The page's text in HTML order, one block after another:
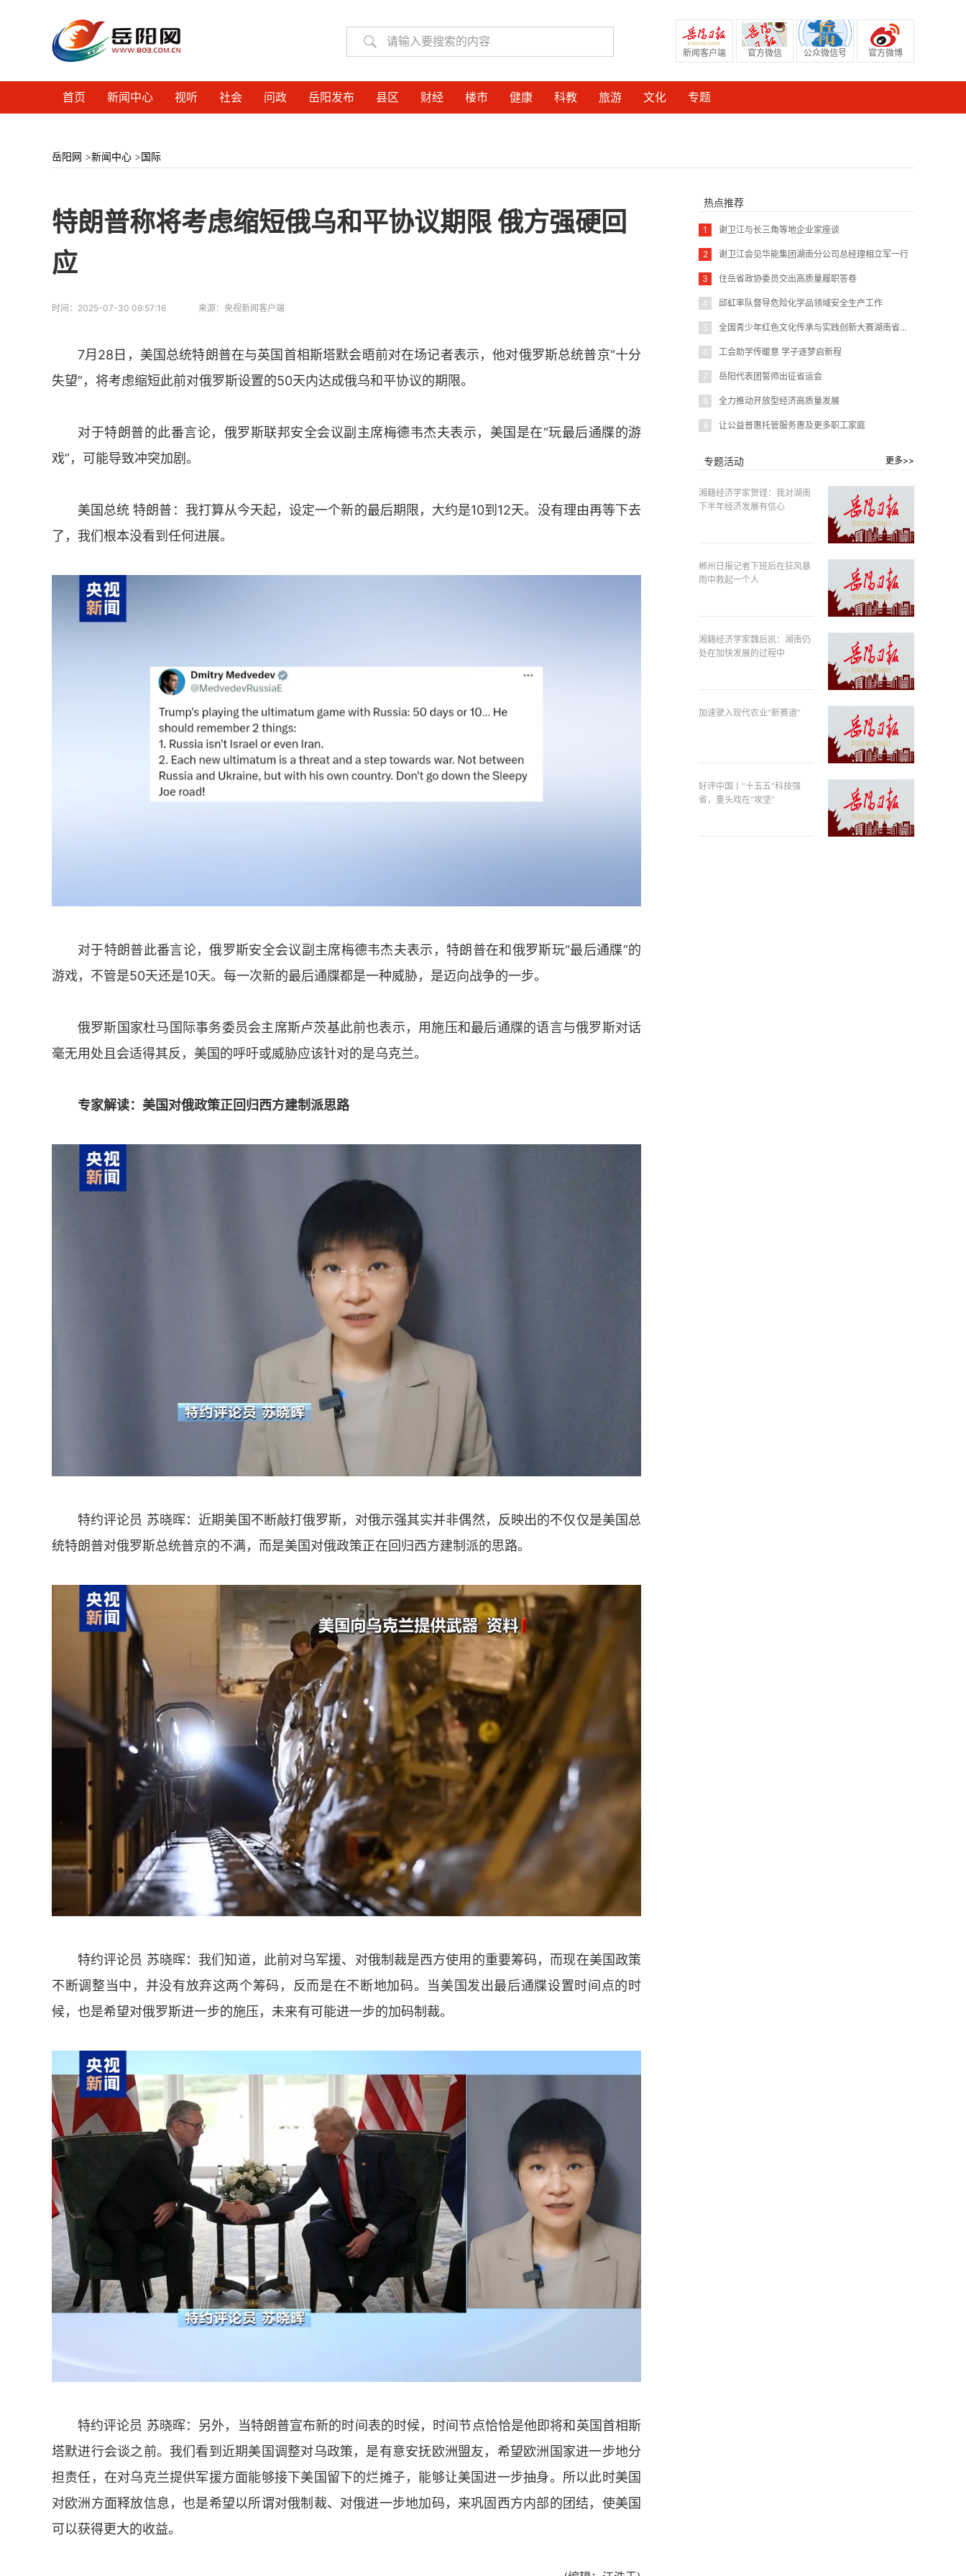
新闻客户端 官方微信 公众微信号 官方微博
首页 新闻中心 视听 社会 问政 岳阳发布 县区 财经 楼市 健康 科教 旅游 文化 专题
岳阳网 >新闻中心 >国际
特朗普称将考虑缩短俄乌和平协议期限 俄方强硬回
应
时间： 2025-07-30 09:57:16 来源： ​央视新闻客户端
7月28日，美国总统特朗普在与英国首相斯塔默会晤前对在场记者表示，他对俄罗斯总统普京“十分
失望”，将考虑缩短此前对俄罗斯设置的50天内达成俄乌和平协议的期限。
对于特朗普的此番言论，俄罗斯联邦安全会议副主席梅德韦杰夫表示，美国是在“玩最后通牒的游
戏”，可能导致冲突加剧。
美国总统 特朗普：我打算从今天起，设定一个新的最后期限，大约是10到12天。没有理由再等下去
了，我们根本没看到任何进展。
对于特朗普此番言论，俄罗斯安全会议副主席梅德韦杰夫表示，特朗普在和俄罗斯玩“最后通牒”的
游戏，不管是50天还是10天。每一次新的最后通牒都是一种威胁，是迈向战争的一步。
俄罗斯国家杜马国际事务委员会主席斯卢茨基此前也表示，用施压和最后通牒的语言与俄罗斯对话
毫无用处且会适得其反，美国的呼吁或威胁应该针对的是乌克兰。
专家解读：美国对俄政策正回归西方建制派思路
特约评论员 苏晓晖：近期美国不断敲打俄罗斯，对俄示强其实并非偶然，反映出的不仅仅是美国总
统特朗普对俄罗斯总统普京的不满，而是美国对俄政策正在回归西方建制派的思路。
特约评论员 苏晓晖：我们知道，此前对乌军援、对俄制裁是西方使用的重要筹码，而现在美国政策
不断调整当中，并没有放弃这两个筹码，反而是在不断地加码。当美国发出最后通牒设置时间点的时
候，也是希望对俄罗斯进一步的施压，未来有可能进一步的加码制裁。
特约评论员 苏晓晖：另外，当特朗普宣布新的时间表的时候，时间节点恰恰是他即将和英国首相斯
塔默进行会谈之前。我们看到近期美国调整对乌政策，是有意安抚欧洲盟友，希望欧洲国家进一步地分
担责任，在对乌克兰提供军援方面能够接下美国留下的烂摊子，能够让美国进一步抽身。所以此时美国
对欧洲方面释放信息，也是希望以所谓对俄制裁、对俄进一步地加码，来巩固西方内部的团结，使美国
可以获得更大的收益。
热点推荐
1 谢卫江与长三角等地企业家座谈
2 谢卫江会见华能集团湖南分公司总经理相立军一行
3 住岳省政协委员交出高质量履职答卷
4 邱虹率队督导危险化学品领域安全生产工作
5 全国青少年红色文化传承与实践创新大赛湖南省赛在岳阳圆满闭幕
6 工会助学传暖意 学子逐梦启新程
7 岳阳代表团誓师出征省运会
8 全力推动开放型经济高质量发展
9 让公益普惠托管服务惠及更多职工家庭
专题活动 更多>>
湘籍经济学家贺铿：我对湖南
下半年经济发展有信心
郴州日报记者下班后在狂风暴
雨中救起一个人
湘籍经济学家魏后凯：湖南仍
处在加快发展的过程中
加速驶入现代农业“新赛道”
好评中国丨“十五五”科技强
省，重头戏在“攻坚”